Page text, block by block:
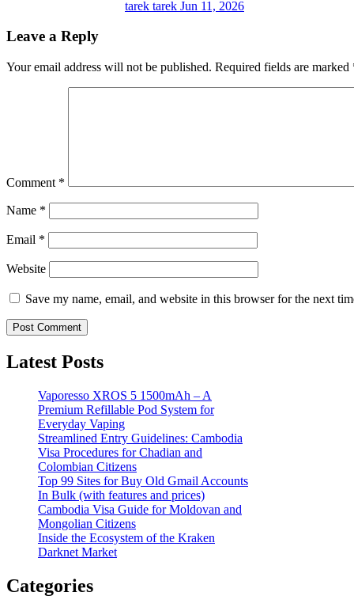
tarek tarek Jun 11, 2026
Leave a Reply
Your email address will not be published. Required fields are marked
Comment *
Name *
Email *
Website
Save my name, email, and website in this browser for the next
Latest Posts
Vaporesso XROS 5 1500mAh – A
Premium Refillable Pod System for
Everyday Vaping
Streamlined Entry Guidelines: Cambodia
Visa Procedures for Chadian and
Colombian Citizens
Top 99 Sites for Buy Old Gmail Accounts
In Bulk (with features and prices)
Cambodia Visa Guide for Moldovan and
Mongolian Citizens
Inside the Ecosystem of the Kraken
Darknet Market
Categories